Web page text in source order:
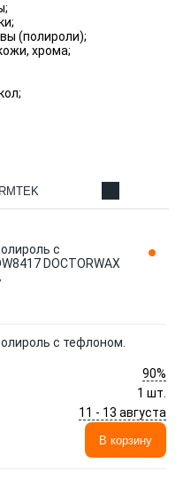
(полироли);
хрома;
с
DOCTORWAX
с тефлоном.
90%
1 шт.
11 - 13 августа
В корзину